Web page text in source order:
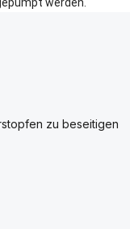
werden.
zu beseitigen